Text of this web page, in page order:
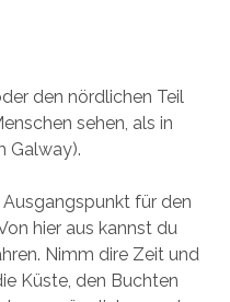
den nördlichen Teil
sehen, als in
Galway).
für den
hier aus kannst du
Nimm dire Zeit und
Küste, den Buchten